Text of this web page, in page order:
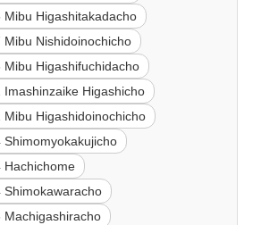
Mibu Higashitakadacho
Mibu Nishidoinochicho
Mibu Higashifuchidacho
Imashinzaike Higashicho
Mibu Higashidoinochicho
Shimomyokakujicho
Hachichome
Shimokawaracho
Machigashiracho